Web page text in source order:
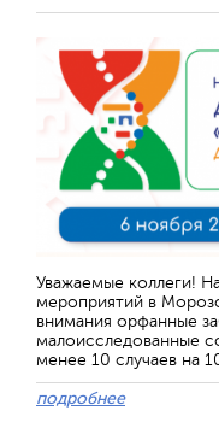
Уважаемые коллеги!
мероприятий в
внимания орфанные
малоисследованные
менее 10 случаев на
подробнее